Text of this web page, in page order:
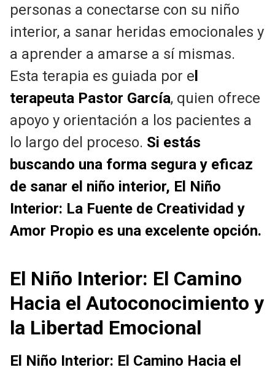
personas a conectarse con su niño
interior, a sanar heridas emocionales y
a aprender a amarse a sí mismas.
Esta terapia es guiada por e
terapeuta Pastor García, quien ofrece
apoyo y orientación a los pacientes a
lo largo del proceso. Si estás
buscando una forma segura y eficaz
de sanar el niño interior, El Niño
Interior: La Fuente de Creatividad y
Amor Propio es una excelente opción.
El Niño Interior: El Camino
Hacia el Autoconocimiento y
la Libertad Emocional
El Niño Interior: El Camino Hacia el